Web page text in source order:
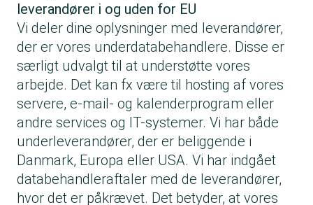
leverandører i og uden for EU
Vi deler dine oplysninger med leverandører,
der er vores underdatabehandlere. Disse er
særligt udvalgt til at understøtte vores
arbejde. Det kan fx være til hosting af vores
servere, e-mail- og kalenderprogram eller
andre services og IT-systemer. Vi har både
underleverandører, der er beliggende i
Danmark, Europa eller USA. Vi har indgået
databehandleraftaler med de leverandører,
hvor det er påkrævet. Det betyder, at vores